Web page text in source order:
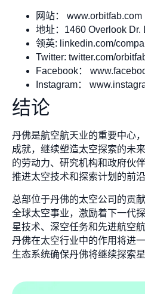
网站： www.orbitfab.com
地址：1460 Overlook
领英: linkedin.com/
Twitter: twitter.com/
Facebook：
Instagram：
结论
丹佛是航空航天业的重要中心
成就，继续塑造太空探索的未
的劳动力、研究机构和政府伙
推进太空技术和探索计划的前沿
总部位于丹佛的太空公司的贡
全球太空事业，激励着下一代
星技术、深空任务和先进航空
丹佛在太空行业中的作用将进
生态系统确保丹佛将继续探索星